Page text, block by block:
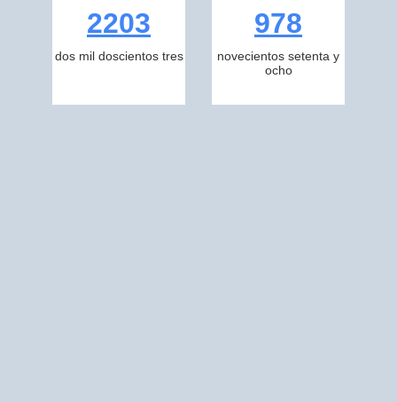
2203
dos mil doscientos tres
978
novecientos setenta y
ocho